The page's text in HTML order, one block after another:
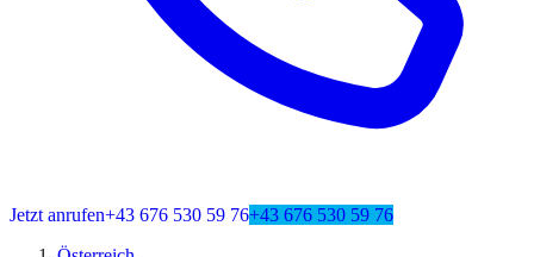
Jetzt anrufen+43 676 530 59 76+43 676 530 59 76